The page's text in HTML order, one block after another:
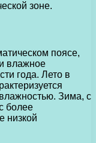
зоне.
поясе,
влажное
года. Лето в
Зима, с
более
низкой